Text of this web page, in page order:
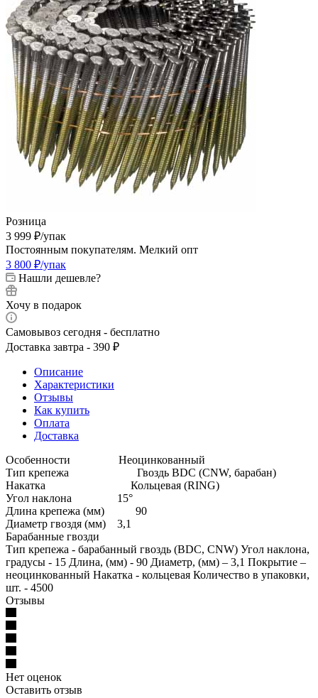
Розница
3 999 ₽/упак
Постоянным покупателям. Мелкий опт
3 800 ₽/упак
Нашли дешевле?
Хочу в подарок
Самовывоз сегодня - бесплатно
Доставка завтра - 390 ₽
Описание
Характеристики
Отзывы
Как купить
Оплата
Доставка
Особенности Неоцинкованный
Тип крепежа Гвоздь BDC (CNW, барабан)
Накатка Кольцевая (RING)
Угол наклона 15°
Длина крепежа (мм) 90
Диаметр гвоздя (мм) 3,1
Барабанные гвозди
Тип крепежа - барабанный гвоздь (BDC, CNW) Угол наклона,
градусы - 15 Длина, (мм) - 90 Диаметр, (мм) – 3,1 Покрытие –
неоцинкованный Накатка - кольцевая Количество в упаковки,
шт. - 4500
Отзывы
Нет оценок
Оставить отзыв